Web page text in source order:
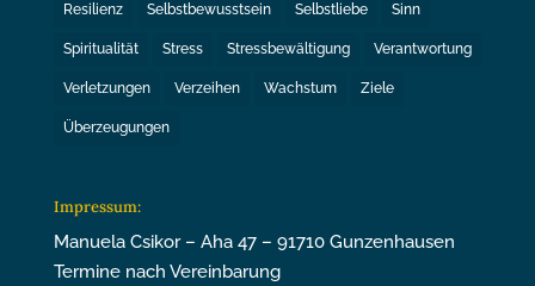
Resilienz Selbstbewusstsein Selbstliebe Sinn
Spiritualität Stress Stressbewältigung Verantwortung
Verletzungen Verzeihen Wachstum Ziele
Überzeugungen
Impressum:
Manuela Csikor – Aha 47 – 91710 Gunzenhausen
Termine nach Vereinbarung